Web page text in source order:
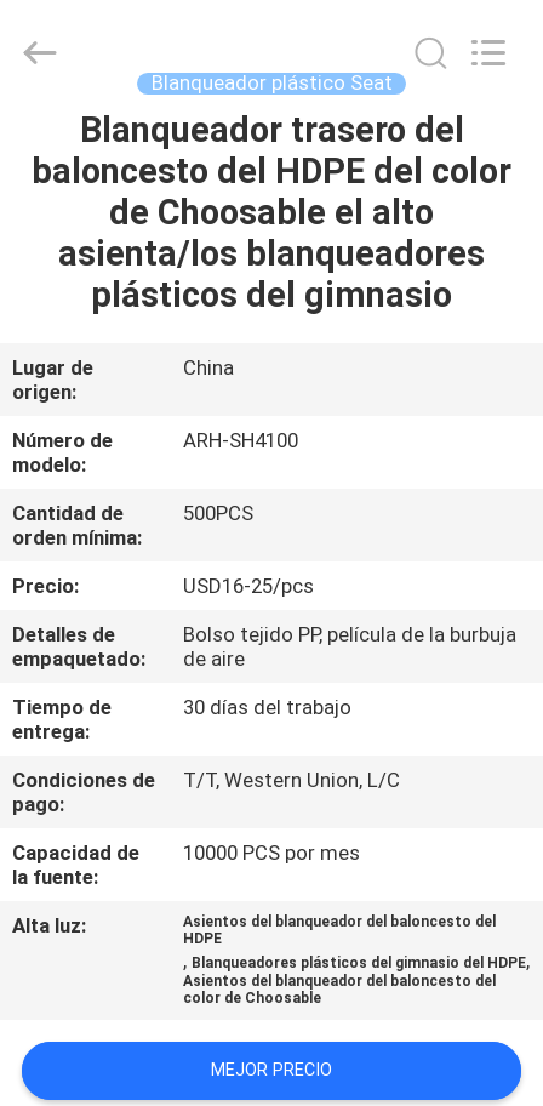
HOGAR
PRODUCTOS
SOBRE
NOSOTROS
VIAJE
DE
LA
FÁBRICA
CONTROL
DE
ÉNTRENOS
EN
CONTACTO
CON
PIDA
UNA
Commercial
Co.,Ltd.
Blanqueador plástico Seat
Blanqueador trasero del
baloncesto del HDPE del color
de Choosable el alto
asienta/los blanqueadores
plásticos del gimnasio
Lugar de
origen:
China
Número de
modelo:
ARH-SH4100
Cantidad de
orden mínima:
500PCS
Precio:
USD16-25/pcs
Detalles de
empaquetado:
Bolso tejido PP, película de la burbuja
de aire
Tiempo de
entrega:
30 días del trabajo
Condiciones de
pago:
T/T, Western Union, L/C
Capacidad de
la fuente:
10000 PCS por mes
Alta luz:
Asientos del blanqueador del baloncesto del
HDPE
, Blanqueadores plásticos del gimnasio del HDPE,
Asientos del blanqueador del baloncesto del
color de Choosable
MEJOR PRECIO